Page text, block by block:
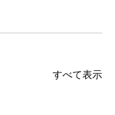
すべて表示